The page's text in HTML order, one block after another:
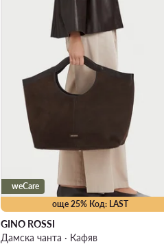
още 25% Код: LAST
weCare
GINO ROSSI
Дамска чанта · Кафяв